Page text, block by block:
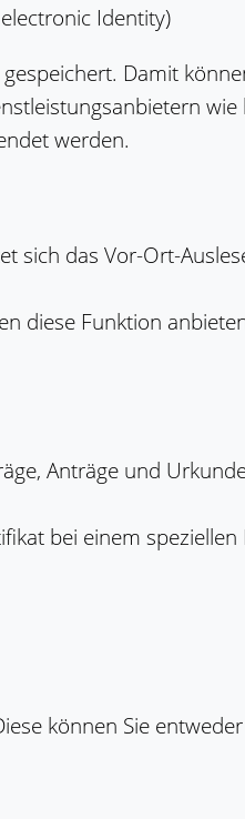
Identity)
Damit
werden.
das Vor-Ort-
diese Funktion
Anträge und
bei einem
können Sie